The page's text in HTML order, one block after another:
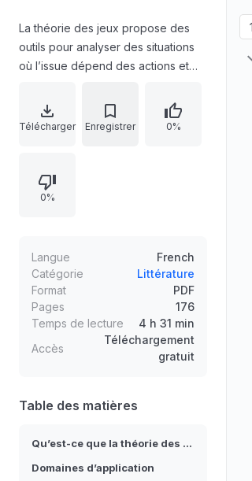
La théorie des jeux propose des
outils pour analyser des situations
où l’issue dépend des actions et
éclaire le comportement humain
dans des interactions où la
tandis que des conflits surgissent
lorsque certains profitent du
science politique, à la biologie, à
l’informatique et à la sociologie, dès
lors qu’il existe une interaction
stratégique.
Télécharger Enregistrer 0%
0%
Langue
French
Catégorie
Littérature
Format
PDF
Pages
176
Temps de lecture
4 h 31 min
Accès
Téléchargement
gratuit
Table des matières
Qu’est-ce que la théorie des jeux ?
Domaines d’application